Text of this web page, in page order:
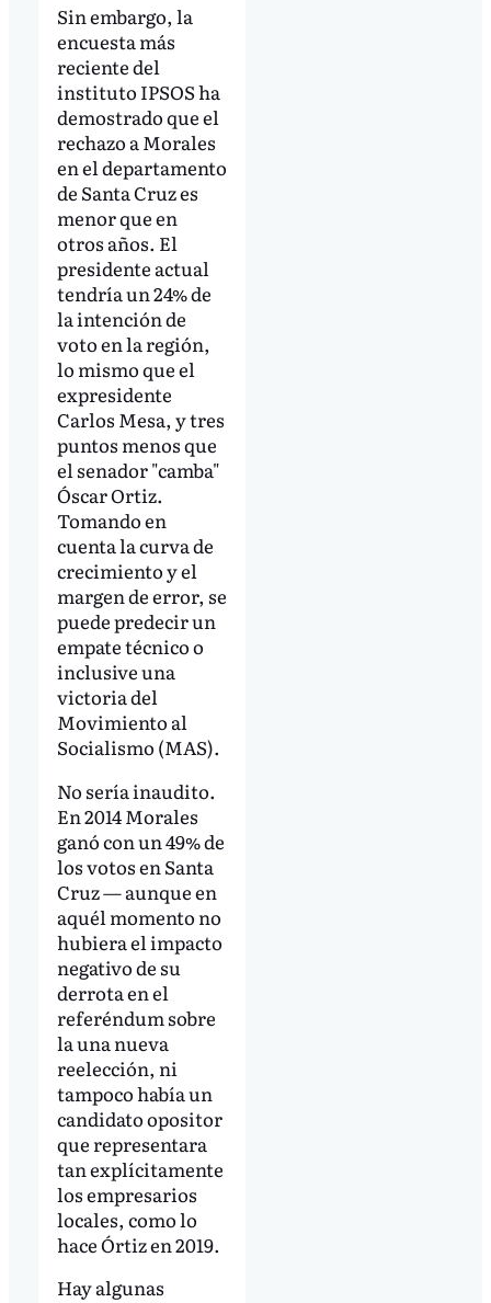
Sin embargo, la
encuesta más
reciente del
instituto IPSOS ha
demostrado que el
rechazo a Morales
en el departamento
de Santa Cruz es
menor que en
otros años. El
presidente actual
tendría un 24% de
la intención de
voto en la región,
lo mismo que el
expresidente
Carlos Mesa, y tres
puntos menos que
el senador "camba"
Óscar Ortiz.
Tomando en
cuenta la curva de
crecimiento y el
margen de error, se
puede predecir un
empate técnico o
inclusive una
victoria del
Movimiento al
Socialismo (MAS).
No sería inaudito.
En 2014 Morales
ganó con un 49% de
los votos en Santa
Cruz — aunque en
aquél momento no
hubiera el impacto
negativo de su
derrota en el
referéndum sobre
la una nueva
reelección, ni
tampoco había un
candidato opositor
que representara
tan explícitamente
los empresarios
locales, como lo
hace Órtiz en 2019.
Hay algunas